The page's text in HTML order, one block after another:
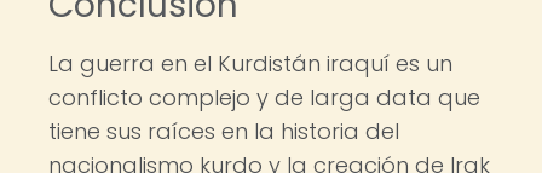
La guerra en el Kurdistán iraquí es un
conflicto complejo y de larga data que
tiene sus raíces en la historia del
nacionalismo kurdo y la creación de Irak